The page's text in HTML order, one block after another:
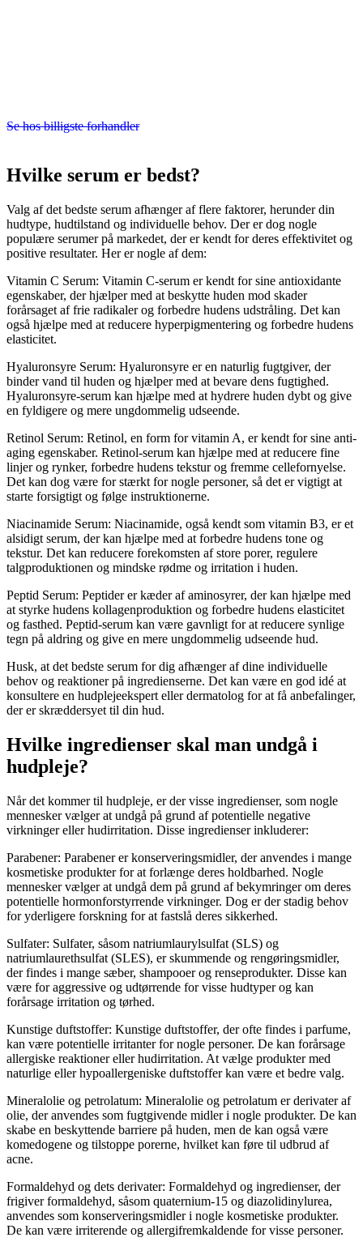
Se hos billigste forhandler
Hvilke serum er bedst?
Valg af det bedste serum afhænger af flere faktorer, herunder din
hudtype, hudtilstand og individuelle behov. Der er dog nogle
populære serumer på markedet, der er kendt for deres effektivitet og
positive resultater. Her er nogle af dem:
Vitamin C Serum: Vitamin C-serum er kendt for sine antioxidante
egenskaber, der hjælper med at beskytte huden mod skader
forårsaget af frie radikaler og forbedre hudens udstråling. Det kan
også hjælpe med at reducere hyperpigmentering og forbedre hudens
elasticitet.
Hyaluronsyre Serum: Hyaluronsyre er en naturlig fugtgiver, der
binder vand til huden og hjælper med at bevare dens fugtighed.
Hyaluronsyre-serum kan hjælpe med at hydrere huden dybt og give
en fyldigere og mere ungdommelig udseende.
Retinol Serum: Retinol, en form for vitamin A, er kendt for sine anti-
aging egenskaber. Retinol-serum kan hjælpe med at reducere fine
linjer og rynker, forbedre hudens tekstur og fremme cellefornyelse.
Det kan dog være for stærkt for nogle personer, så det er vigtigt at
starte forsigtigt og følge instruktionerne.
Niacinamide Serum: Niacinamide, også kendt som vitamin B3, er et
alsidigt serum, der kan hjælpe med at forbedre hudens tone og
tekstur. Det kan reducere forekomsten af store porer, regulere
talgproduktionen og mindske rødme og irritation i huden.
Peptid Serum: Peptider er kæder af aminosyrer, der kan hjælpe med
at styrke hudens kollagenproduktion og forbedre hudens elasticitet
og fasthed. Peptid-serum kan være gavnligt for at reducere synlige
tegn på aldring og give en mere ungdommelig udseende hud.
Husk, at det bedste serum for dig afhænger af dine individuelle
behov og reaktioner på ingredienserne. Det kan være en god idé at
konsultere en hudplejeekspert eller dermatolog for at få anbefalinger,
der er skræddersyet til din hud.
Hvilke ingredienser skal man undgå i
hudpleje?
Når det kommer til hudpleje, er der visse ingredienser, som nogle
mennesker vælger at undgå på grund af potentielle negative
virkninger eller hudirritation. Disse ingredienser inkluderer:
Parabener: Parabener er konserveringsmidler, der anvendes i mange
kosmetiske produkter for at forlænge deres holdbarhed. Nogle
mennesker vælger at undgå dem på grund af bekymringer om deres
potentielle hormonforstyrrende virkninger. Dog er der stadig behov
for yderligere forskning for at fastslå deres sikkerhed.
Sulfater: Sulfater, såsom natriumlaurylsulfat (SLS) og
natriumlaurethsulfat (SLES), er skummende og rengøringsmidler,
der findes i mange sæber, shampooer og renseprodukter. Disse kan
være for aggressive og udtørrende for visse hudtyper og kan
forårsage irritation og tørhed.
Kunstige duftstoffer: Kunstige duftstoffer, der ofte findes i parfume,
kan være potentielle irritanter for nogle personer. De kan forårsage
allergiske reaktioner eller hudirritation. At vælge produkter med
naturlige eller hypoallergeniske duftstoffer kan være et bedre valg.
Mineralolie og petrolatum: Mineralolie og petrolatum er derivater af
olie, der anvendes som fugtgivende midler i nogle produkter. De kan
skabe en beskyttende barriere på huden, men de kan også være
komedogene og tilstoppe porerne, hvilket kan føre til udbrud af
acne.
Formaldehyd og dets derivater: Formaldehyd og ingredienser, der
frigiver formaldehyd, såsom quaternium-15 og diazolidinylurea,
anvendes som konserveringsmidler i nogle kosmetiske produkter.
De kan være irriterende og allergifremkaldende for visse personer.